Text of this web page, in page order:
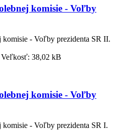
komisie - Voľby
komisie - Voľby prezidenta SR II.
Veľkosť: 38,02 kB
komisie - Voľby
komisie - Voľby prezidenta SR I.